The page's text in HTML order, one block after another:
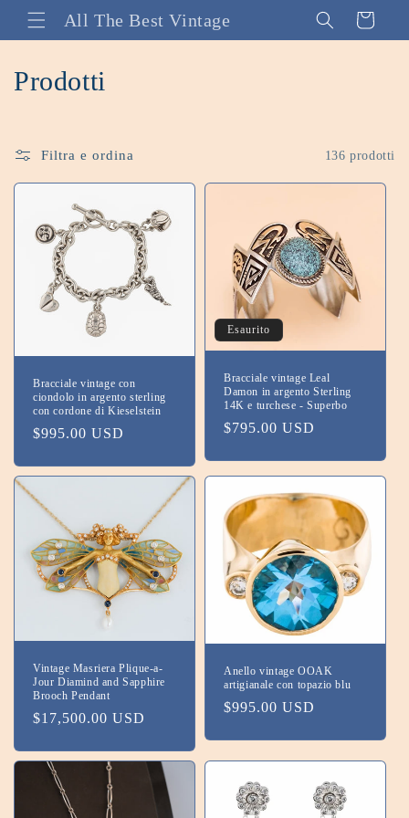
direttamente
ai contenuti
All The Best Vintage Carrello
C
l
l
n
Prodotti
Filtra e ordina 136 prodotti
Bracciale vintage con
ciondolo in argento sterling
con cordone di Kieselstein
Prezzo
listino
$995.00 USD
Esaurito
Bracciale vintage Leal
Damon in argento Sterling
14K e turchese - Superbo
Prezzo
$795.00 USD
Vintage Masriera Plique-a-
Jour Diamind and Sapphire
Brooch Pendant
Prezzo
listino
$17,500.00 USD
Anello vintage OOAK
artigianale con topazio blu
Prezzo
$995.00 USD